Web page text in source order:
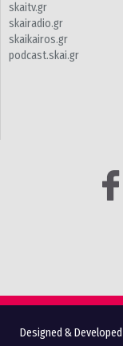
skaitv.gr
skairadio.gr
skaikairos.gr
podcast.skai.gr
Designed &